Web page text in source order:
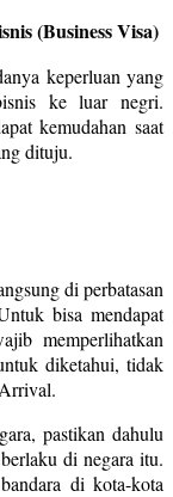
(Business Visa)
keperluan yang
ke luar negri.
kemudahan saat
dituju.
di perbatasan
bisa mendapat
memperlihatkan
diketahui, tidak
pastikan dahulu
di negara itu.
di kota-kota